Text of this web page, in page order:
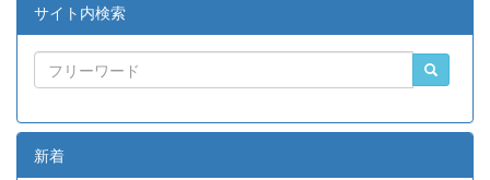
サイト内検索
新着